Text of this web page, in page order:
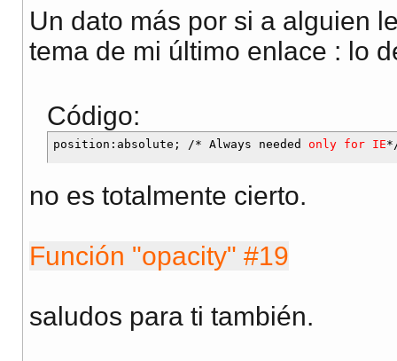
Un dato más por si a alguien
tema de mi último enlace : lo
Código:
position:absolute; /* Always needed only for IE
no es totalmente cierto.
Función "opacity" #19
saludos para ti también.